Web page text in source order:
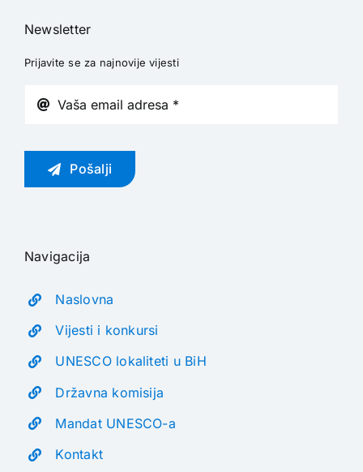
Newsletter
Prijavite se za najnovije vijesti
Pošalji
Navigacija
Naslovna
Vijesti i konkursi
UNESCO lokaliteti u BiH
Državna komisija
Mandat UNESCO-a
Kontakt